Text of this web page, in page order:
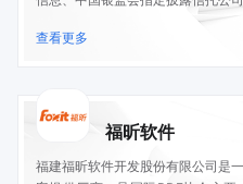
查看更多
福昕软件
福建福昕软件开发股份有限公司是